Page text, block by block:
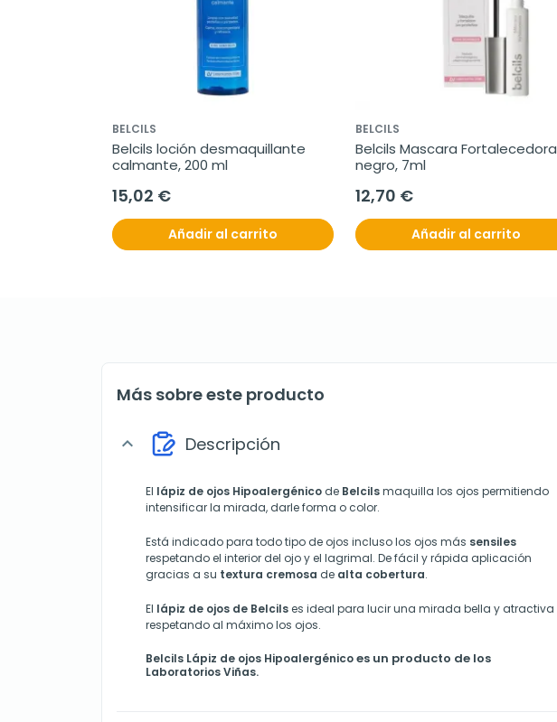
BELCILS
Belcils loción desmaquillante
calmante, 200 ml
15,02 €
Añadir al carrito
BELCILS
Belcils Mascara Fortalecedora
negro, 7ml
12,70 €
Añadir al carrito
Más sobre este producto
expand_more Descripción
El lápiz de ojos Hipoalergénico de Belcilsmaquilla los ojos permitiendo
intensificar la mirada, darle forma o color.
Está indicado para todo tipo de ojos incluso los ojos más sensiles
respetando el interior del ojo y el lagrimal. De fácil y rápida aplicación
gracias a su textura cremosa de alta cobertura.
El lápiz de ojos de Belcilses ideal para lucir una mirada bella y atractiva
respetando al máximo los ojos.
Belcils Lápiz de ojos Hipoalergénicoes un producto de los
Laboratorios Viñas.